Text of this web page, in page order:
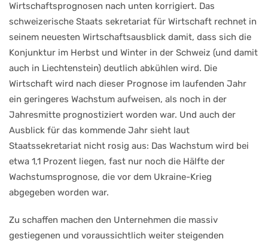
Wirtschaftsprognosen nach unten korrigiert. Das
schweizerische Staats sekretariat für Wirtschaft rechnet in
seinem neuesten Wirtschaftsausblick damit, dass sich die
Konjunktur im Herbst und Winter in der Schweiz (und damit
auch in Liechtenstein) deutlich abkühlen wird. Die
Wirtschaft wird nach dieser Prognose im laufenden Jahr
ein geringeres Wachstum aufweisen, als noch in der
Jahresmitte prognostiziert worden war. Und auch der
Ausblick für das kommende Jahr sieht laut
Staatssekretariat nicht rosig aus: Das Wachstum wird bei
etwa 1,1 Prozent liegen, fast nur noch die Hälfte der
Wachstumsprognose, die vor dem Ukraine-Krieg
abgegeben worden war.
Zu schaffen machen den Unternehmen die massiv
gestiegenen und voraussichtlich weiter steigenden